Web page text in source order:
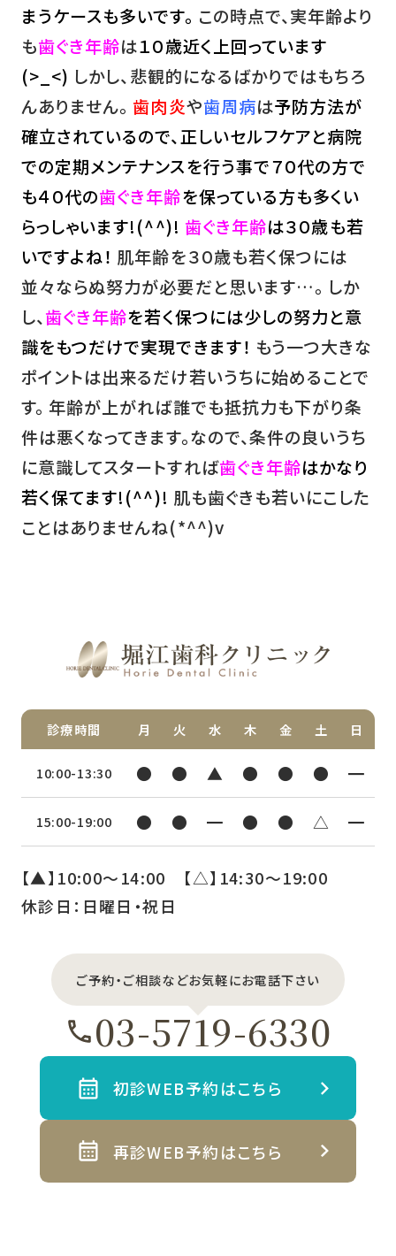
まうケースも多いです。 この時点で、実年齢より
も歯ぐき年齢は１０歳近く上回っています
(>_<) しかし、悲観的になるばかりではもちろ
んありません。 歯肉炎や歯周病は予防方法が
確立されているので、正しいセルフケアと病院
での定期メンテナンスを行う事で７０代の方で
も４０代の歯ぐき年齢を保っている方も多くい
らっしゃいます!(^^)! 歯ぐき年齢は３０歳も若
いですよね！ 肌年齢を３０歳も若く保つには
並々ならぬ努力が必要だと思います…。 しか
し、歯ぐき年齢を若く保つには少しの努力と意
識をもつだけで実現できます！ もう一つ大きな
ポイントは出来るだけ若いうちに始めることで
す。 年齢が上がれば誰でも抵抗力も下がり条
件は悪くなってきます。なので、条件の良いうち
に意識してスタートすれば歯ぐき年齢はかなり
若く保てます!(^^)! 肌も歯ぐきも若いにこした
ことはありませんね(*^^)v
診療時間 月 火 水 木 金 土 日
10:00-13:30 ● ● ▲ ● ● ● ━
15:00-19:00 ● ● ━ ● ● △ ━
【▲】10:00〜14:00 【△】14:30〜19:00
休診日：日曜日・祝日
ご予約・ご相談などお気軽にお電話下さい
03-5719-6330
初診WEB予約はこちら
再診WEB予約はこちら